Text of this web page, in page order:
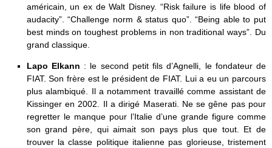
américain, un ex de Walt Disney. “Risk failure is life blood of
audacity”. “Challenge norm & status quo”. “Being able to put
best minds on toughest problems in non traditional ways”. Du
grand classique.
Lapo Elkann : le second petit fils d’Agnelli, le fondateur de
FIAT. Son frère est le président de FIAT. Lui a eu un parcours
plus alambiqué. Il a notamment travaillé comme assistant de
Kissinger en 2002. Il a dirigé Maserati. Ne se gêne pas pour
regretter le manque pour l’Italie d’une grande figure comme
son grand père, qui aimait son pays plus que tout. Et de
trouver la classe politique italienne pas glorieuse, tristement